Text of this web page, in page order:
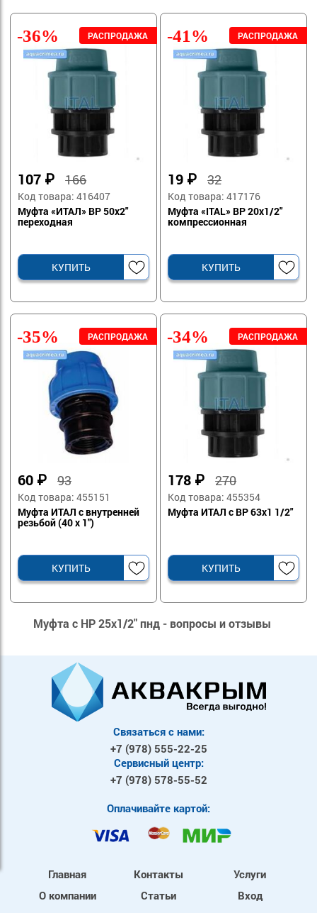
107 ₽166
Код товара: 416407
Муфта «ИТАЛ» ВР 50х2"
переходная
КУПИТЬ
-36%
19 ₽32
Код товара: 417176
Муфта «ITAL» ВР 20х1/2"
компрессионная
КУПИТЬ
-41%
60 ₽93
Код товара: 455151
Муфта ИТАЛ с внутренней
резьбой (40 х 1")
КУПИТЬ
-35%
178 ₽270
Код товара: 455354
Муфта ИТАЛ с ВР 63х1 1/2"
КУПИТЬ
-34%
Муфта с НР 25х1/2" пнд - вопросы и отзывы
Связаться с нами:
+7 (978) 555-22-25
Сервисный центр:
+7 (978) 578-55-52
Оплачивайте картой:
Главная
О компании
Контакты
Статьи
Услуги
Вход